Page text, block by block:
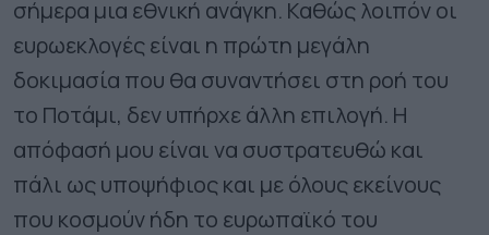
σήμερα μια εθνική ανάγκη. Καθώς λοιπόν οι
ευρωεκλογές είναι η πρώτη μεγάλη
δοκιμασία που θα συναντήσει στη ροή του
το Ποτάμι, δεν υπήρχε άλλη επιλογή. Η
απόφασή μου είναι να συστρατευθώ και
πάλι ως υποψήφιος και με όλους εκείνους
που κοσμούν ήδη το ευρωπαϊκό του